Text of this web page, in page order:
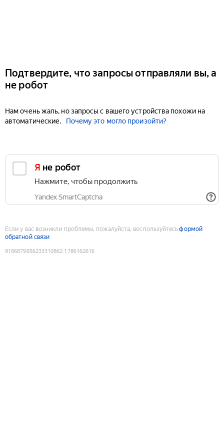
Подтвердите, что запросы отправляли вы, а
не робот
Нам очень жаль, но запросы с вашего устройства похожи на
автоматические.
Почему это могло произойти?
Я не робот
Нажмите, чтобы продолжить
Yandex SmartCaptcha
Если у вас возникли проблемы, пожалуйста, воспользуйтесьформой
обратной связи
9186879656233310862:1786162616